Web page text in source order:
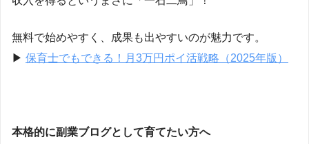
無料で始めやすく、成果も出やすいのが魅力です。
▶ 保育士でもできる！月3万円ポイ活戦略（2025年版）
本格的に副業ブログとして育てたい方へ